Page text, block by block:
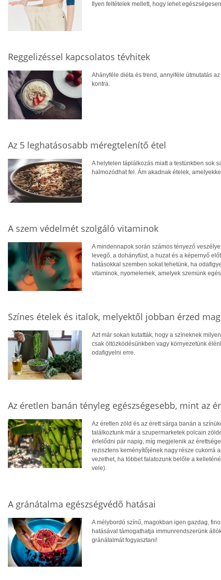
Ilyen feltételek mellett, hogy lehet
Reggelizéssel kapcsolatos tévhitek
Ahányféle diéta és trend, annyiféle útmutatás
kontra.
Az 5 leghatásosabb méregtelenítő étel
A helytelen táplálkozás miatt a testünkben sok
halmozódhat fel. Ám akadnak ételek,
A szem védelmét szolgáló vitaminok
A mindennapok során számos tényező
levegő, a dohányfüst, a huzat és a képernyő
hatásokkal szemben sokat tehetünk, ha
vitaminok, nyomelemek, amelyek szemünk
Színes ételek és italok, melyektől jobban érzed
Azt már sokan kutatták, hogy a színeknek
csak öltözködésünkben vagy környezetünk
odafigyelni erre.
Az éretlen banán tényleg egészségesebb, mint az
Az éretlen zöld és az érett sárga banán a
találkoztunk már a szupermarketek polcain
érlelődni pár napig, míg megjelenik az
rezisztens keményítőjének nagy része cukorrá
vezethet, ha többet falatozunk belőle a
vele).
A gránátalma egészségvédő hatásai
A mélybordó színű, magokban igen gazdag,
hatásával támogathatja immunrendszerünk
gránátalmát fogyasztani!